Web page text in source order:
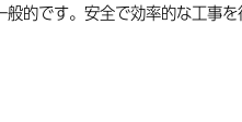
的です。安全で効率的な工事を